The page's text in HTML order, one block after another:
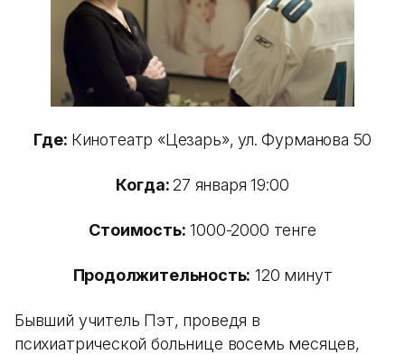
Где: Кинотеатр «Цезарь», ул. Фурманова 50
Когда:27 января 19:00
Стоимость: 1000-2000 тенге
Продолжительность: 120 минут
Бывший учитель Пэт, проведя в
психиатрической больнице восемь месяцев,